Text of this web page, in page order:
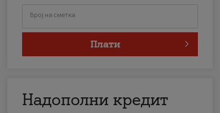
Број на сметка
Плати
Надополни кредит